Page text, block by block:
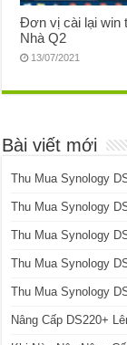
Đơn vị cài lại win
Nhà Q2
13/07/2021
Bài viết mới
Thu Mua Synology
Thu Mua Synology
Thu Mua Synology
Thu Mua Synology
Thu Mua Synology
Nâng Cấp DS220+